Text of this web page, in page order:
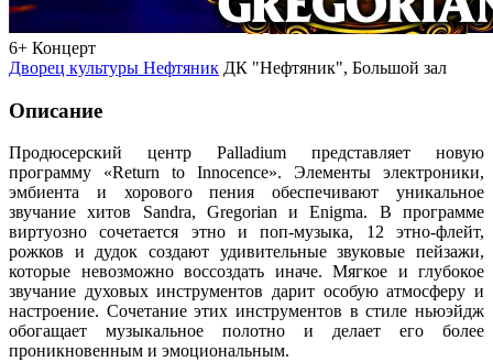
6+ Концерт
Дворец культуры Нефтяник ДК "Нефтяник", Большой зал
Описание
Продюсерский центр Palladium представляет новую
программу «Return to Innocence». Элементы электроники,
эмбиента и хорового пения обеспечивают уникальное
звучание хитов Sandra, Gregorian и Enigma. В программе
виртуозно сочетается этно и поп-музыка, 12 этно-флейт,
рожков и дудок создают удивительные звуковые пейзажи,
которые невозможно воссоздать иначе. Мягкое и глубокое
звучание духовых инструментов дарит особую атмосферу и
настроение. Сочетание этих инструментов в стиле ньюэйдж
обогащает музыкальное полотно и делает его более
проникновенным и эмоциональным.